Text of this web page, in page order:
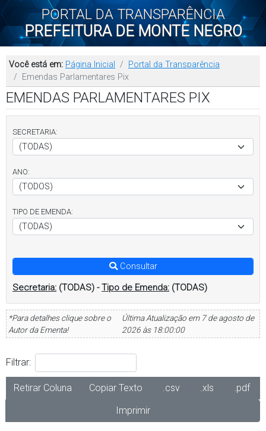
PORTAL DA TRANSPARÊNCIA
PREFEITURA DE MONTE NEGRO
Você está em: Página Inicial
Portal da Transparência
Emendas Parlamentares Pix
EMENDAS PARLAMENTARES PIX
SECRETARIA:
ANO:
TIPO DE EMENDA:
Consultar
Secretaria: (TODAS) -Tipo de Emenda: (TODAS)
*Para detalhes clique sobre o
Autor da Ementa!
Última Atualização em 7 de agosto de
2026 às 18:00:00
Filtrar:
Retirar Coluna Copiar Texto .csv .xls
.pdf
Imprimir